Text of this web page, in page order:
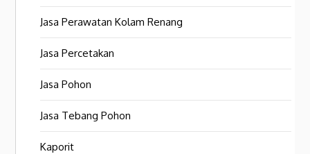
Jasa Perawatan Kolam Renang
Jasa Percetakan
Jasa Pohon
Jasa Tebang Pohon
Kaporit